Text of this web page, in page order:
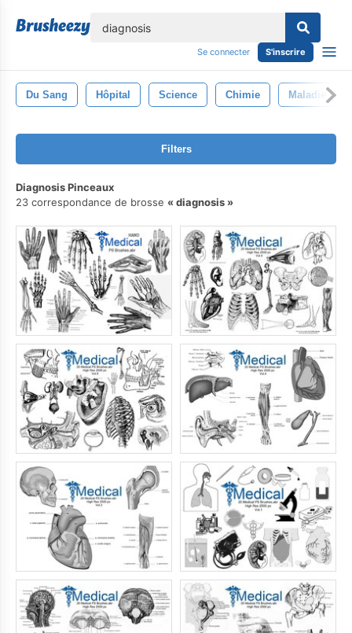
Se connecter S'inscrire
Du Sang Hôpital Science Chimie Maladie
Filters
Diagnosis Pinceaux
23 correspondance de brosse
diagnosis